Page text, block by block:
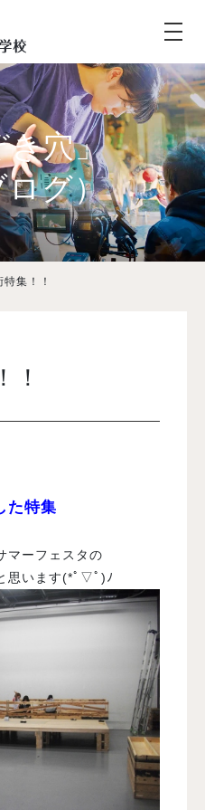
き穴」
ログ）
集！！
！
た特集
マーフェスタの
思います(*ﾟ▽ﾟ)ﾉ